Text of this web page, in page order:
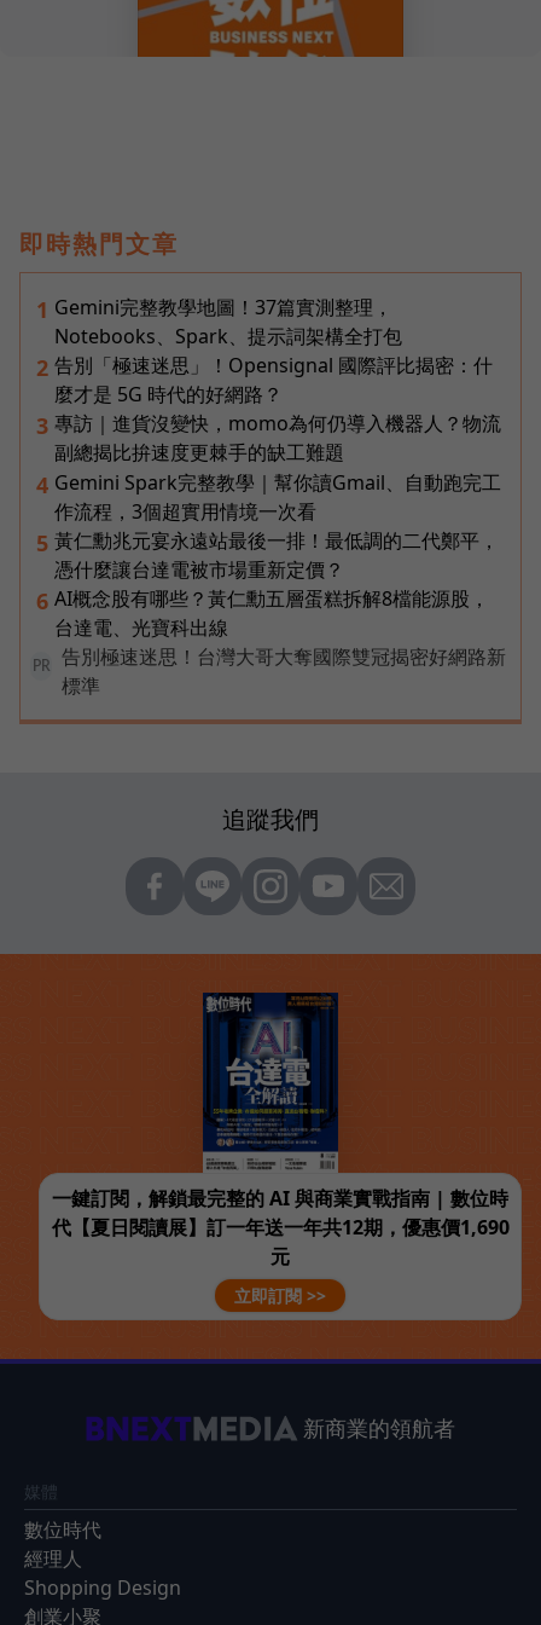
即時熱門文章
1 Gemini完整教學地圖！37篇實測整理，
Notebooks、Spark、提示詞架構全打包
2 告別「極速迷思」！Opensignal 國際評比揭密：什
麼才是 5G 時代的好網路？
3 專訪｜進貨沒變快，momo為何仍導入機器人？物流
副總揭比拚速度更棘手的缺工難題
4 Gemini Spark完整教學｜幫你讀Gmail、自動跑完工
作流程，3個超實用情境一次看
5 黃仁勳兆元宴永遠站最後一排！最低調的二代鄭平，
憑什麼讓台達電被市場重新定價？
6 AI概念股有哪些？黃仁勳五層蛋糕拆解8檔能源股，
台達電、光寶科出線
PR
告別極速迷思！台灣大哥大奪國際雙冠揭密好網路新
標準
追蹤我們
一鍵訂閱，解鎖最完整的 AI 與商業實戰指南 | 數位時
代【夏日閱讀展】訂一年送一年共12期，優惠價1,690
元
立即訂閱 >>
新商業的領航者
媒體
數位時代
經理人
Shopping Design
創業小聚